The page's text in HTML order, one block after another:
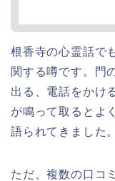
根香寺の心霊話で
関する噂です。門
出る、電話をかけ
が鳴って取るとよ
語られてきました。
ただ、複数の口コ